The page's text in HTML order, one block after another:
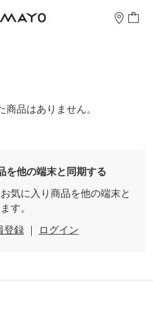
品はありません。
を他の端末と同期する
気に入り商品を他の端末と
す。
登録｜ ログイン